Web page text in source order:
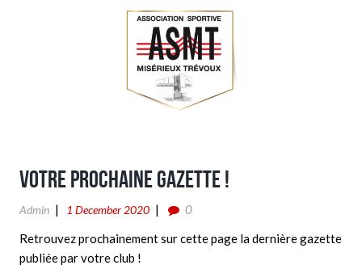
Votre prochaine Gazette !
Admin 1 December 2020
0
Retrouvez prochainement sur cette page la dernière gazette
publiée par votre club !